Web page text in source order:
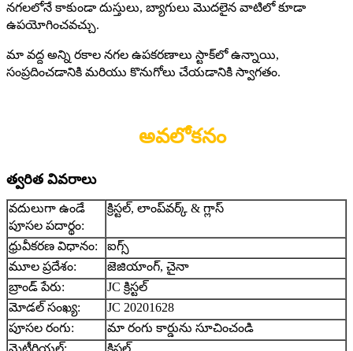
నగలలోనే కాకుండా దుస్తులు, బ్యాగులు మొదలైన వాటిలో కూడా
ఉపయోగించవచ్చు.
మా వద్ద అన్ని రకాల నగల ఉపకరణాలు స్టాక్‌లో ఉన్నాయి,
సంప్రదించడానికి మరియు కొనుగోలు చేయడానికి స్వాగతం.
అవలోకనం
త్వరిత వివరాలు
వదులుగా ఉండే
పూసల పదార్థం:
క్రిస్టల్, లాంప్‌వర్క్ & గ్లాస్
ధ్రువీకరణ విధానం:
ఐగ్స్
మూల ప్రదేశం:
జెజియాంగ్, చైనా
బ్రాండ్ పేరు:
JC క్రిస్టల్
మోడల్ సంఖ్య:
JC 20201628
పూసల రంగు:
మా రంగు కార్డును సూచించండి